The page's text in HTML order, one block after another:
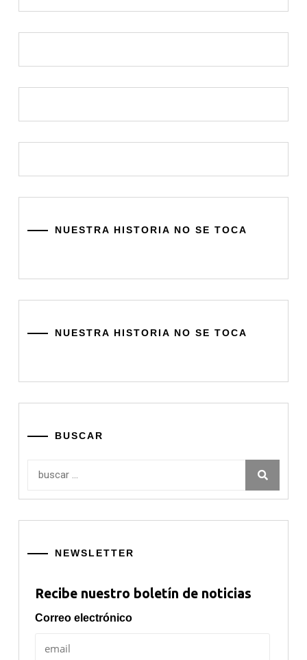
NUESTRA HISTORIA NO SE TOCA
NUESTRA HISTORIA NO SE TOCA
BUSCAR
NEWSLETTER
Recibe nuestro boletín de noticias
Correo electrónico